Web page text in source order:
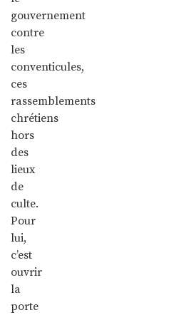
gouvernement
contre
les
conventicules,
ces
rassemblements
chrétiens
hors
des
lieux
de
culte.
Pour
lui,
c’est
ouvrir
la
porte